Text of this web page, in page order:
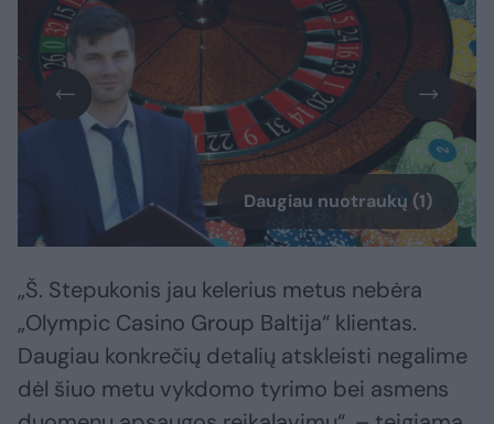
Daugiau nuotraukų (1)
„Š. Stepukonis jau kelerius metus nebėra
„Olympic Casino Group Baltija“ klientas.
Daugiau konkrečių detalių atskleisti negalime
dėl šiuo metu vykdomo tyrimo bei asmens